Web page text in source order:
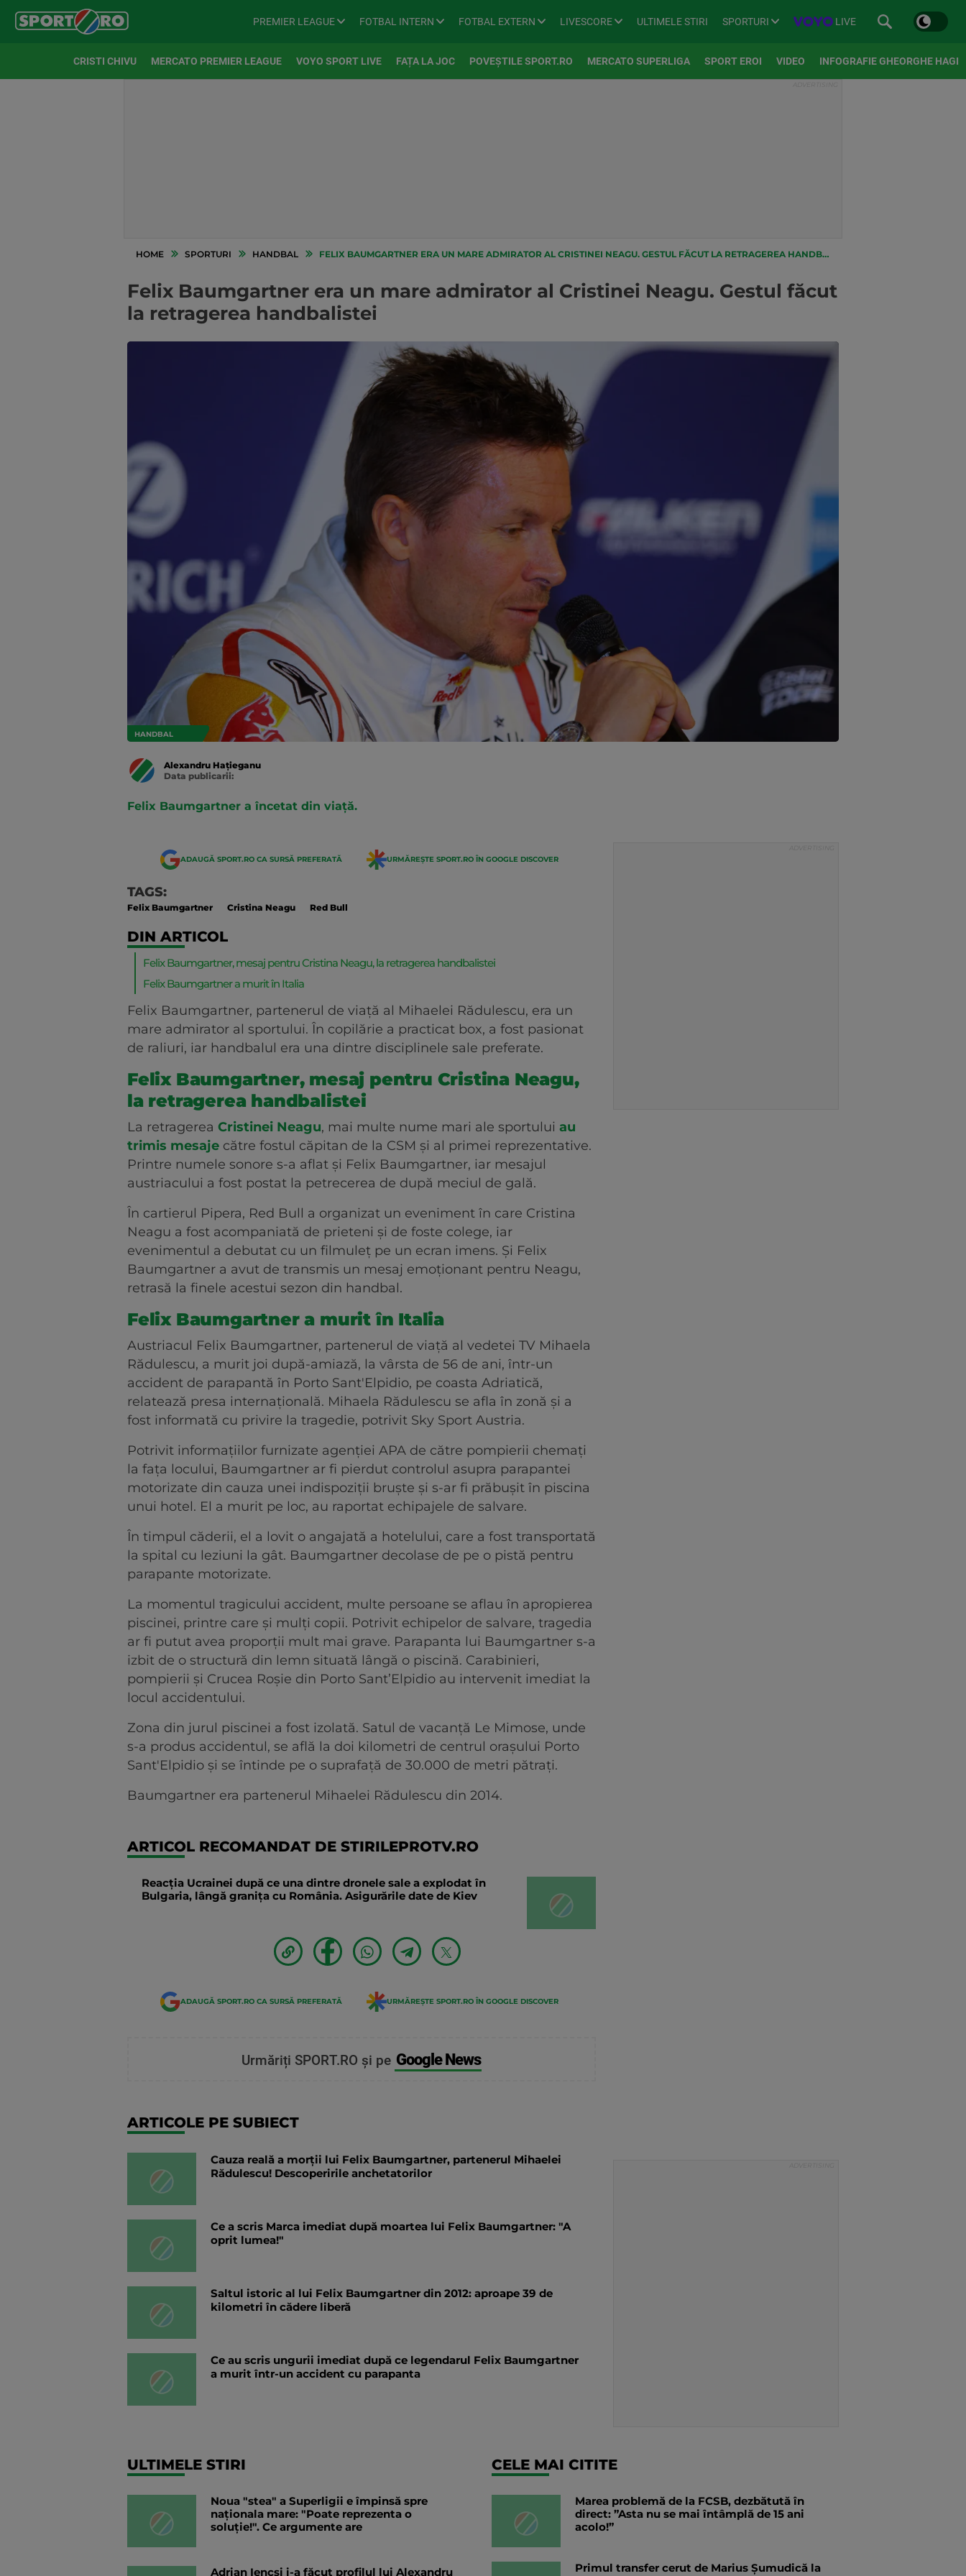
PREMIER LEAGUE FOTBAL INTERN FOTBAL EXTERN LIVESCORE ULTIMELE STIRI SPORTURI LIVE
CRISTI CHIVU MERCATO PREMIER LEAGUE VOYO SPORT LIVE FAȚA LA JOC POVEȘTILE SPORT.RO MERCATO SUPERLIGA SPORT EROI VIDEO INFOGRAFIE GHEORGHE HAGI
HOME SPORTURI HANDBAL FELIX BAUMGARTNER ERA UN MARE ADMIRATOR AL CRISTINEI NEAGU. GESTUL FĂCUT LA RETRAGEREA HANDBALISTEI
Felix Baumgartner era un mare admirator al Cristinei Neagu. Gestul făcut
la retragerea handbalistei
HANDBAL
Alexandru Hațieganu
Data publicarii:
Felix Baumgartner a încetat din viață.
ADAUGĂ SPORT.RO CA SURSĂ PREFERATĂ URMĂREȘTE SPORT.RO ÎN GOOGLE DISCOVER
TAGS:
Felix Baumgartner Cristina Neagu Red Bull
DIN ARTICOL
Felix Baumgartner, mesaj pentru Cristina Neagu, la retragerea handbalistei
Felix Baumgartner a murit în Italia
Felix Baumgartner, partenerul de viață al Mihaelei Rădulescu, era un
mare admirator al sportului. În copilărie a practicat box, a fost pasionat
de raliuri, iar handbalul era una dintre disciplinele sale preferate.
Felix Baumgartner, mesaj pentru Cristina Neagu,
la retragerea handbalistei
La retragerea Cristinei Neagu, mai multe nume mari ale sportului au
trimis mesaje către fostul căpitan de la CSM și al primei reprezentative.
Printre numele sonore s-a aflat și Felix Baumgartner, iar mesajul
austriacului a fost postat la petrecerea de după meciul de gală.
În cartierul Pipera, Red Bull a organizat un eveniment în care Cristina
Neagu a fost acompaniată de prieteni și de foste colege, iar
evenimentul a debutat cu un filmuleț pe un ecran imens. Și Felix
Baumgartner a avut de transmis un mesaj emoționant pentru Neagu,
retrasă la finele acestui sezon din handbal.
Felix Baumgartner a murit în Italia
Austriacul Felix Baumgartner, partenerul de viaţă al vedetei TV Mihaela
Rădulescu, a murit joi după-amiază, la vârsta de 56 de ani, într-un
accident de parapantă în Porto Sant'Elpidio, pe coasta Adriatică,
relatează presa internaţională. Mihaela Rădulescu se afla în zonă şi a
fost informată cu privire la tragedie, potrivit Sky Sport Austria.
Potrivit informaţiilor furnizate agenţiei APA de către pompierii chemaţi
la faţa locului, Baumgartner ar fi pierdut controlul asupra parapantei
motorizate din cauza unei indispoziţii bruşte şi s-ar fi prăbuşit în piscina
unui hotel. El a murit pe loc, au raportat echipajele de salvare.
În timpul căderii, el a lovit o angajată a hotelului, care a fost transportată
la spital cu leziuni la gât. Baumgartner decolase de pe o pistă pentru
parapante motorizate.
La momentul tragicului accident, multe persoane se aflau în apropierea
piscinei, printre care şi mulţi copii. Potrivit echipelor de salvare, tragedia
ar fi putut avea proporţii mult mai grave. Parapanta lui Baumgartner s-a
izbit de o structură din lemn situată lângă o piscină. Carabinieri,
pompierii şi Crucea Roşie din Porto Sant’Elpidio au intervenit imediat la
locul accidentului.
Zona din jurul piscinei a fost izolată. Satul de vacanţă Le Mimose, unde
s-a produs accidentul, se află la doi kilometri de centrul oraşului Porto
Sant'Elpidio şi se întinde pe o suprafaţă de 30.000 de metri pătraţi.
Baumgartner era partenerul Mihaelei Rădulescu din 2014.
ARTICOL RECOMANDAT DE STIRILEPROTV.RO
Reacția Ucrainei după ce una dintre dronele sale a explodat în
Bulgaria, lângă granița cu România. Asigurările date de Kiev
ADAUGĂ SPORT.RO CA SURSĂ PREFERATĂ URMĂREȘTE SPORT.RO ÎN GOOGLE DISCOVER
Urmăriți SPORT.RO și pe Google News
ARTICOLE PE SUBIECT
Cauza reală a morții lui Felix Baumgartner, partenerul Mihaelei
Rădulescu! Descoperirile anchetatorilor
Ce a scris Marca imediat după moartea lui Felix Baumgartner: "A
oprit lumea!"
Saltul istoric al lui Felix Baumgartner din 2012: aproape 39 de
kilometri în cădere liberă
Ce au scris ungurii imediat după ce legendarul Felix Baumgartner
a murit într-un accident cu parapanta
ULTIMELE STIRI
Noua "stea" a Superligii e împinsă spre
naționala mare: "Poate reprezenta o
soluție!". Ce argumente are
Adrian Iencsi i-a făcut profilul lui Alexandru
CELE MAI CITITE
Marea problemă de la FCSB, dezbătută în
direct: ”Asta nu se mai întâmplă de 15 ani
acolo!”
Primul transfer cerut de Marius Șumudică la